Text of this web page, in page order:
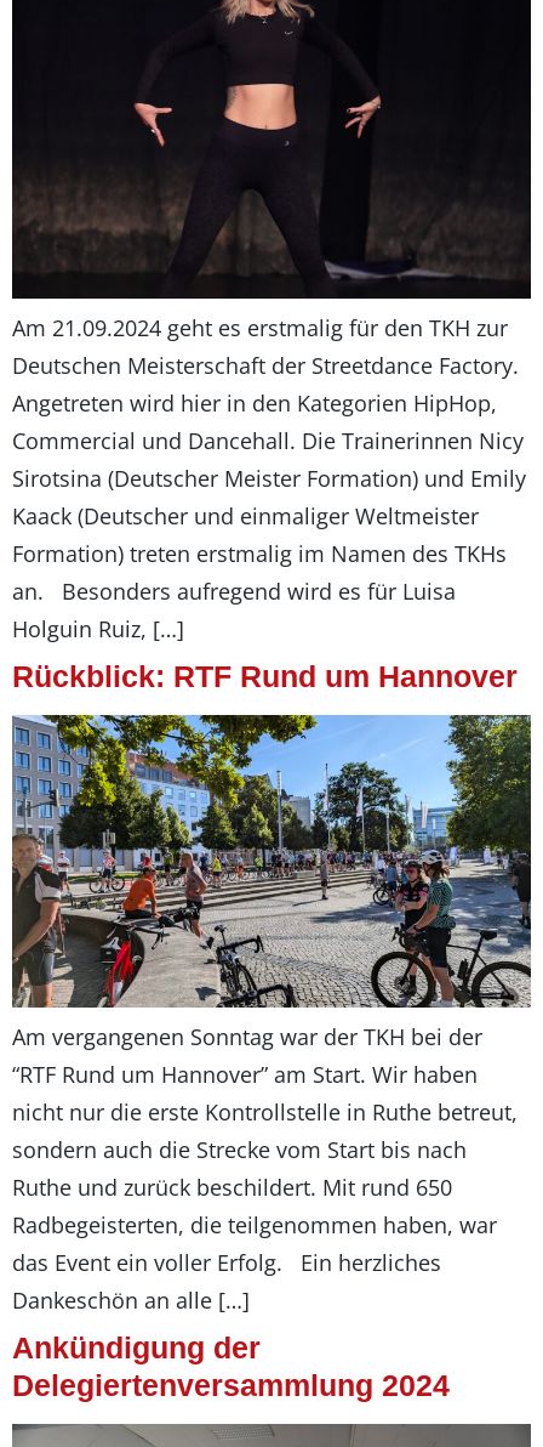
Am 21.09.2024 geht es erstmalig für den TKH zur
Deutschen Meisterschaft der Streetdance Factory.
Angetreten wird hier in den Kategorien HipHop,
Commercial und Dancehall. Die Trainerinnen Nicy
Sirotsina (Deutscher Meister Formation) und Emily
Kaack (Deutscher und einmaliger Weltmeister
Formation) treten erstmalig im Namen des TKHs
an. Besonders aufregend wird es für Luisa
Holguin Ruiz, […]
Rückblick: RTF Rund um Hannover
Am vergangenen Sonntag war der TKH bei der
“RTF Rund um Hannover” am Start. Wir haben
nicht nur die erste Kontrollstelle in Ruthe betreut,
sondern auch die Strecke vom Start bis nach
Ruthe und zurück beschildert. Mit rund 650
Radbegeisterten, die teilgenommen haben, war
das Event ein voller Erfolg. Ein herzliches
Dankeschön an alle […]
Ankündigung der
Delegiertenversammlung 2024